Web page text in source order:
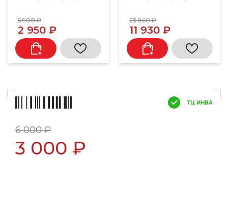
5 900 ₽
2 950 ₽
23 860 ₽
11 930 ₽
ТЦ ИНВА
6 000 ₽
3 000 ₽